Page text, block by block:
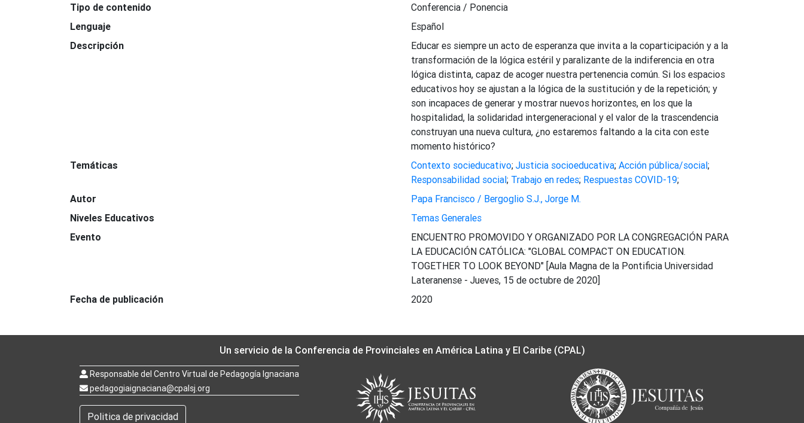
Tipo de contenido
Conferencia / Ponencia
Lenguaje
Español
Descripción
Educar es siempre un acto de esperanza que invita a la coparticipación y a la
transformación de la lógica estéril y paralizante de la indiferencia en otra
lógica distinta, capaz de acoger nuestra pertenencia común. Si los espacios
educativos hoy se ajustan a la lógica de la sustitución y de la repetición; y
son incapaces de generar y mostrar nuevos horizontes, en los que la
hospitalidad, la solidaridad intergeneracional y el valor de la trascendencia
construyan una nueva cultura, ¿no estaremos faltando a la cita con este
momento histórico?
Temáticas
Contexto socieducativo; Justicia socioeducativa; Acción pública/social;
Responsabilidad social; Trabajo en redes; Respuestas COVID-19;
Autor
Papa Francisco / Bergoglio S.J., Jorge M.
Niveles Educativos
Temas Generales
Evento
ENCUENTRO PROMOVIDO Y ORGANIZADO POR LA CONGREGACIÓN PARA
LA EDUCACIÓN CATÓLICA: "GLOBAL COMPACT ON EDUCATION.
TOGETHER TO LOOK BEYOND" [Aula Magna de la Pontificia Universidad
Lateranense - Jueves, 15 de octubre de 2020]
Fecha de publicación
2020
Un servicio de la Conferencia de Provinciales en América Latina y El Caribe (CPAL)
Responsable del Centro Virtual de Pedagogía Ignaciana
pedagogiaignaciana@cpalsj.org
Politica de privacidad